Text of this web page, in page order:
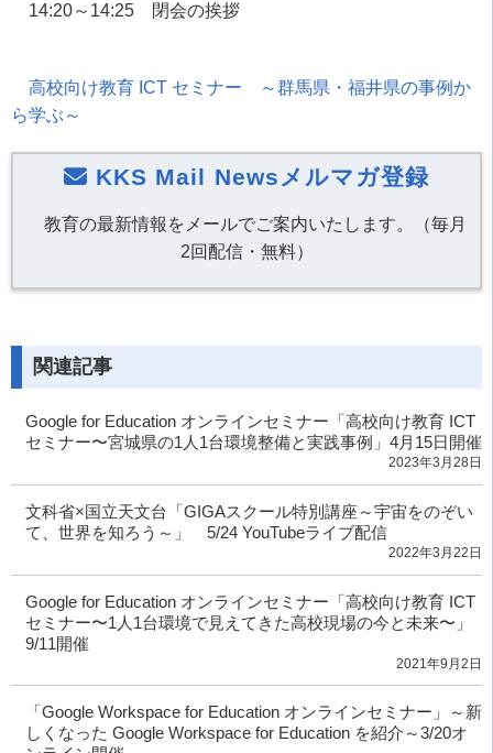
14:20～ 14:25 閉会の挨拶
高校向け教育 ICT セミナー ～群馬県・福井県の事例か
ら学ぶ～
KKS Mail Newsメルマガ登録
教育の最新情報をメールでご案内いたします。（毎月
2回配信・無料）
関連記事
Google for Education オンラインセミナー「高校向け教育 ICT
セミナー〜宮城県の1人1台環境整備と実践事例」4月15日開催
2023年3月28日
文科省×国立天文台「GIGAスクール特別講座～宇宙をのぞい
て、世界を知ろう～」 5/24 YouTubeライブ配信
2022年3月22日
Google for Education オンラインセミナー「高校向け教育 ICT
セミナー〜1人1台環境で見えてきた高校現場の今と未来〜」
9/11開催
2021年9月2日
「Google Workspace for Education オンラインセミナー」～新
しくなった Google Workspace for Education を紹介～3/20オ